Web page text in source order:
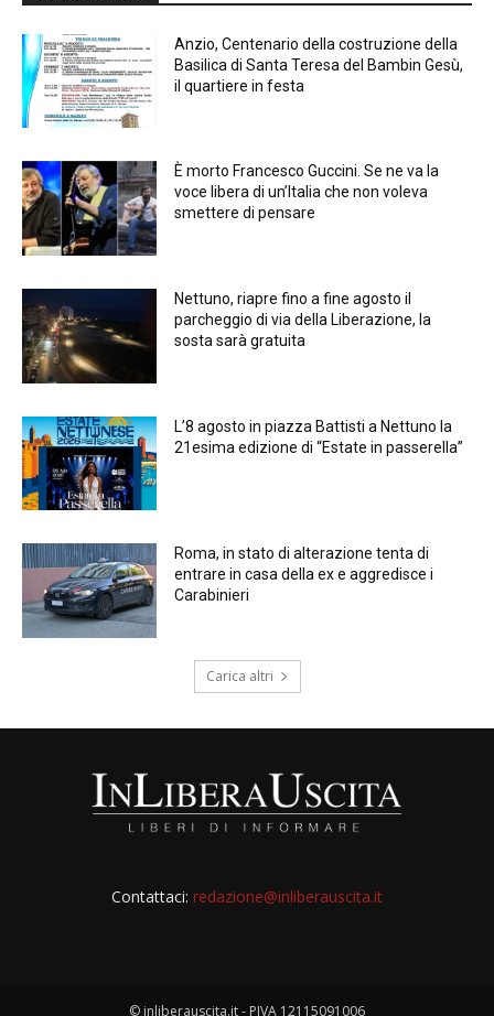
Anzio, Centenario della costruzione della
Basilica di Santa Teresa del Bambin Gesù,
il quartiere in festa
È morto Francesco Guccini. Se ne va la
voce libera di un’Italia che non voleva
smettere di pensare
Nettuno, riapre fino a fine agosto il
parcheggio di via della Liberazione, la
sosta sarà gratuita
L’8 agosto in piazza Battisti a Nettuno la
21esima edizione di “Estate in passerella”
Roma, in stato di alterazione tenta di
entrare in casa della ex e aggredisce i
Carabinieri
Carica altri
Contattaci: redazione@inliberauscita.it
© inliberauscita.it - PIVA 12115091006